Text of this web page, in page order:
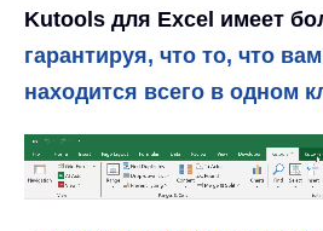
Kutools для Excel имеет
гарантируя, что то, что
находится всего в одном